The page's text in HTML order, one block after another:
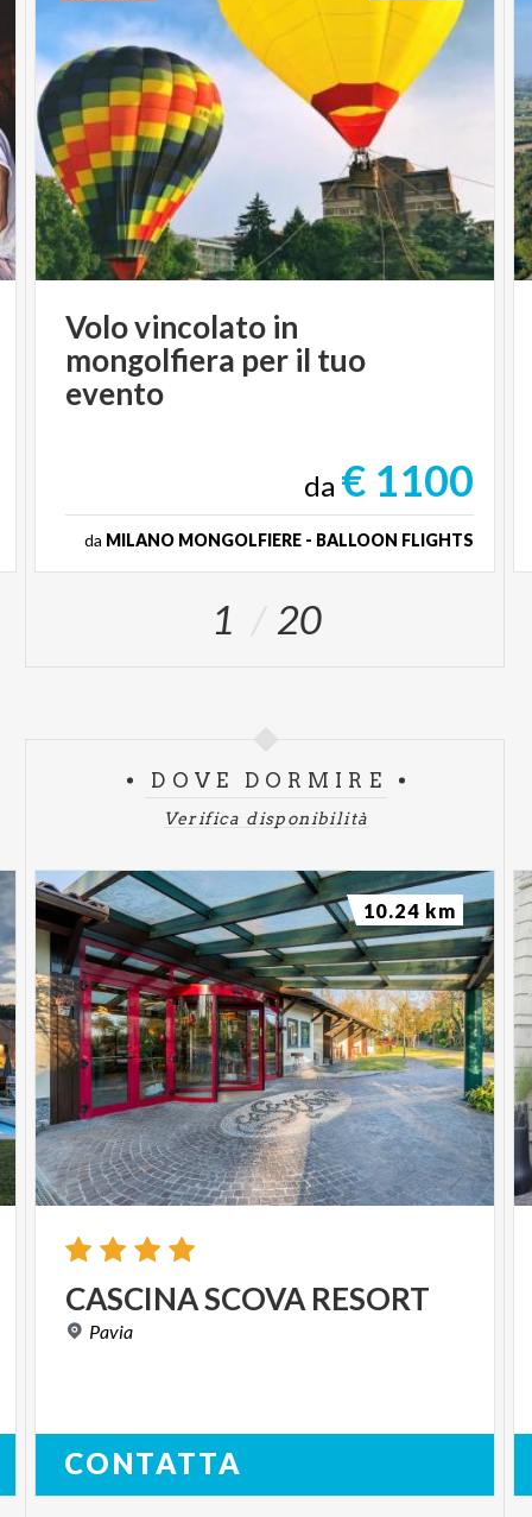
Volo vincolato in
mongolfiera per il tuo
evento
da € 1100
da MILANO MONGOLFIERE - BALLOON FLIGHTS
1 20
DOVE DORMIRE
Verifica disponibilità
CASCINASCOVA RESORT
Pavia
CONTATTA
10.24 km